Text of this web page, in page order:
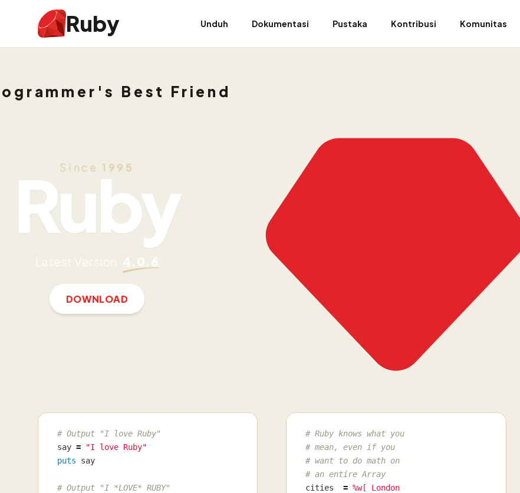
Ruby Unduh Dokumentasi Pustaka Kontribusi Komunitas
Best Friend
Since 1995
Ruby
Latest Version: 4.0.6
DOWNLOAD
# Output "I love Ruby"
say =
"I love Ruby"
puts
say
# Output "I *LOVE* RUBY"
# Ruby knows what you
# mean, even if you
# want to do math on
# an entire Array
cities
= %w[ London